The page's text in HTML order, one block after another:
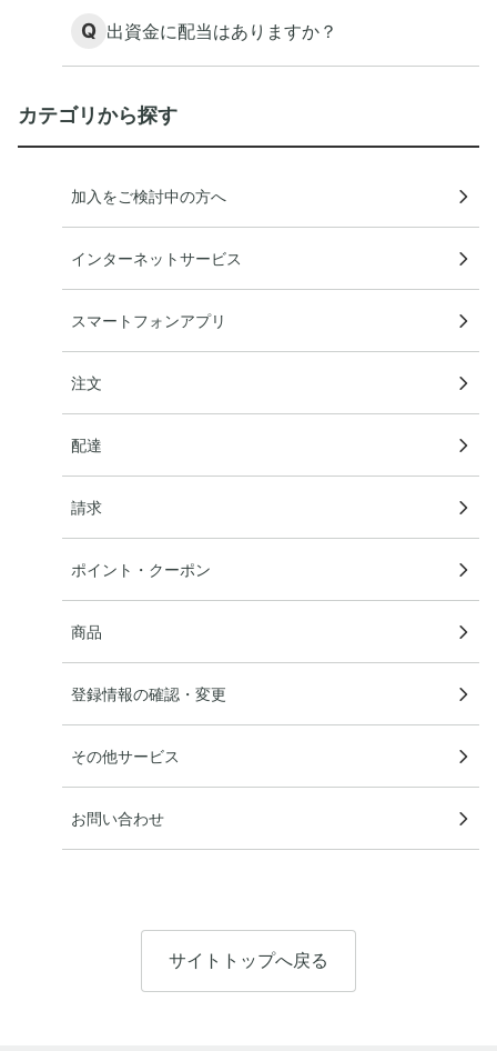
Q 出資金に配当はありますか？
カテゴリから探す
加入をご検討中の方へ
インターネットサービス
スマートフォンアプリ
注文
配達
請求
ポイント・クーポン
商品
登録情報の確認・変更
その他サービス
お問い合わせ
サイトトップへ戻る